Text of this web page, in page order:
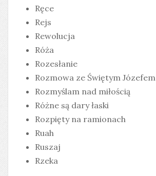
Ręce
Rejs
Rewolucja
Róża
Rozesłanie
Rozmowa ze Świętym Józefem
Rozmyślam nad miłością
Różne są dary łaski
Rozpięty na ramionach
Ruah
Ruszaj
Rzeka